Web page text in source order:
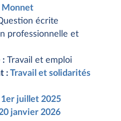
Monnet
écrite
professionnelle et
: Travail et emploi
: Travail et solidarités
1er juillet 2025
janvier 2026